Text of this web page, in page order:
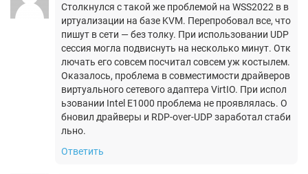
Столкнулся с такой же проблемой на WSS2022 в в
иртуализации на базе KVM. Перепробовал все, что
пишут в сети — без толку. При использовании UDP
сессия могла подвиснуть на несколько минут. Отк
лючать его совсем посчитал совсем уж костылем.
Оказалось, проблема в совместимости драйверов
виртуального сетевого адаптера VirtIO. При испол
ьзовании Intel E1000 проблема не проявлялась. О
бновил драйверы и RDP-over-UDP заработал стаби
льно.
Ответить